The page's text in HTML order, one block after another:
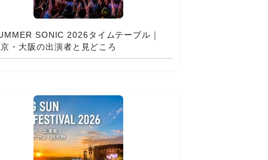
SONIC 2026タイムテーブル｜
・大阪の出演者と見どころ